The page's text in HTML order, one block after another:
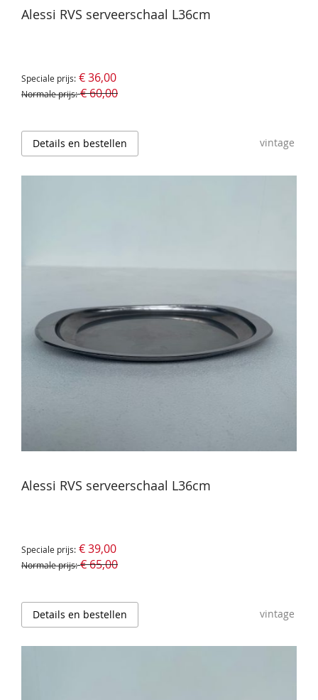
Alessi RVS serveerschaal L36cm
Speciale prijs € 36,00
Normale prijs € 60,00
Details en bestellen vintage
Alessi RVS serveerschaal L36cm
Speciale prijs € 39,00
Normale prijs € 65,00
Details en bestellen vintage